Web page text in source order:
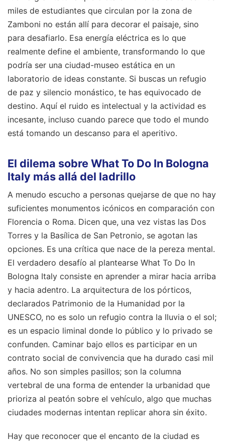
miles de estudiantes que circulan por la zona de
Zamboni no están allí para decorar el paisaje, sino
para desafiarlo. Esa energía eléctrica es lo que
realmente define el ambiente, transformando lo que
podría ser una ciudad-museo estática en un
laboratorio de ideas constante. Si buscas un refugio
de paz y silencio monástico, te has equivocado de
destino. Aquí el ruido es intelectual y la actividad es
incesante, incluso cuando parece que todo el mundo
está tomando un descanso para el aperitivo.
El dilema sobre What To Do In Bologna
Italy más allá del ladrillo
A menudo escucho a personas quejarse de que no hay
suficientes monumentos icónicos en comparación con
Florencia o Roma. Dicen que, una vez vistas las Dos
Torres y la Basílica de San Petronio, se agotan las
opciones. Es una crítica que nace de la pereza mental.
El verdadero desafío al plantearse What To Do In
Bologna Italy consiste en aprender a mirar hacia arriba
y hacia adentro. La arquitectura de los pórticos,
declarados Patrimonio de la Humanidad por la
UNESCO, no es solo un refugio contra la lluvia o el sol;
es un espacio liminal donde lo público y lo privado se
confunden. Caminar bajo ellos es participar en un
contrato social de convivencia que ha durado casi mil
años. No son simples pasillos; son la columna
vertebral de una forma de entender la urbanidad que
prioriza al peatón sobre el vehículo, algo que muchas
ciudades modernas intentan replicar ahora sin éxito.
Hay que reconocer que el encanto de la ciudad es